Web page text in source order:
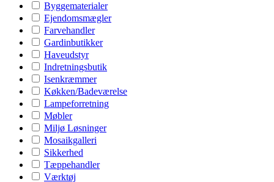
Byggematerialer
Ejendomsmægler
Farvehandler
Gardinbutikker
Haveudstyr
Indretningsbutik
Isenkræmmer
Køkken/Badeværelse
Lampeforretning
Møbler
Miljø Løsninger
Mosaikgalleri
Sikkerhed
Tæppehandler
Værktøj